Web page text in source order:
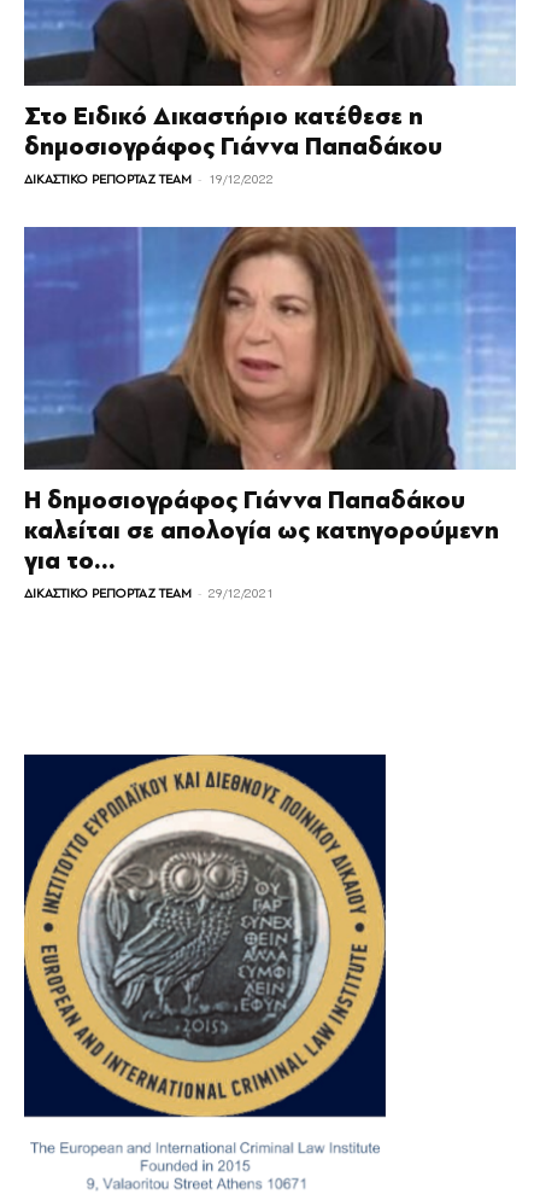
Στο Ειδικό Δικαστήριο κατέθεσε η
δημοσιογράφος Γιάννα Παπαδάκου
ΔΙΚΑΣΤΙΚΟ ΡΕΠΟΡΤΑΖ TEAM - 19/12/2022
Η δημοσιογράφος Γιάννα Παπαδάκου
καλείται σε απολογία ως κατηγορούμενη
για το...
ΔΙΚΑΣΤΙΚΟ ΡΕΠΟΡΤΑΖ TEAM - 29/12/2021